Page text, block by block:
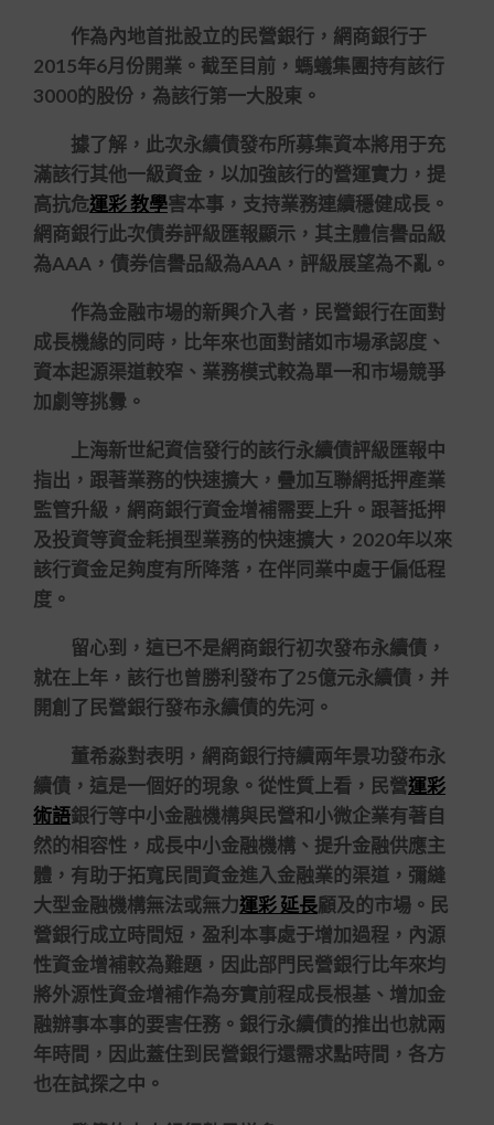
作為內地首批設立的民營銀行，網商銀行于
2015年6月份開業。截至目前，螞蟻集團持有該行
3000的股份，為該行第一大股東。
據了解，此次永續債發布所募集資本將用于充
滿該行其他一級資金，以加強該行的營運實力，提
高抗危運彩 教學害本事，支持業務連續穩健成長。
網商銀行此次債券評級匯報顯示，其主體信譽品級
為AAA，債券信譽品級為AAA，評級展望為不亂。
作為金融市場的新興介入者，民營銀行在面對
成長機緣的同時，比年來也面對諸如市場承認度、
資本起源渠道較窄、業務模式較為單一和市場競爭
加劇等挑釁。
上海新世紀資信發行的該行永續債評級匯報中
指出，跟著業務的快速擴大，疊加互聯網抵押產業
監管升級，網商銀行資金增補需要上升。跟著抵押
及投資等資金耗損型業務的快速擴大，2020年以來
該行資金足夠度有所降落，在伴同業中處于偏低程
度。
留心到，這已不是網商銀行初次發布永續債，
就在上年，該行也曾勝利發布了25億元永續債，并
開創了民營銀行發布永續債的先河。
董希淼對表明，網商銀行持續兩年景功發布永
續債，這是一個好的現象。從性質上看，民營運彩
術語銀行等中小金融機構與民營和小微企業有著自
然的相容性，成長中小金融機構、提升金融供應主
體，有助于拓寬民間資金進入金融業的渠道，彌縫
大型金融機構無法或無力運彩 延長顧及的市場。民
營銀行成立時間短，盈利本事處于增加過程，內源
性資金增補較為難題，因此部門民營銀行比年來均
將外源性資金增補作為夯實前程成長根基、增加金
融辦事本事的要害任務。銀行永續債的推出也就兩
年時間，因此蓋住到民營銀行還需求點時間，各方
也在試探之中。